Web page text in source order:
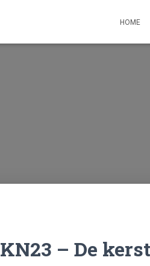
HOME
KN23 – De